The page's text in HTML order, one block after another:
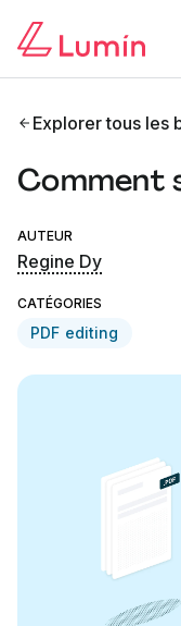
Explorer tous les
Comment
AUTEUR
Regine Dy
CATÉGORIES
PDF editing